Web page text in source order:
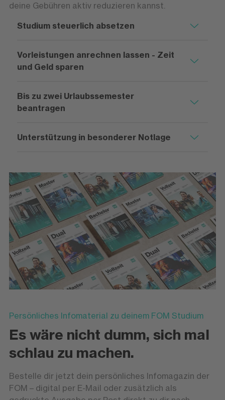
deine Gebühren aktiv reduzieren kannst.
Studium steuerlich absetzen
Vorleistungen anrechnen lassen - Zeit
und Geld sparen
Bis zu zwei Urlaubssemester
beantragen
Unterstützung in besonderer Notlage
Persönliches Infomaterial zu deinem FOM Studium
Es wäre nicht dumm, sich mal
schlau zu machen.
Bestelle dir jetzt dein persönliches Infomagazin der
FOM – digital per E-Mail oder zusätzlich als